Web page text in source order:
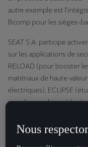
autre exemple est
Bcomp pour les sièges-
SEAT S.A. participe
sur les applications de
RELOAD (pour booster
matériaux de haute
électriques), ECLIPSE
pour le recyclage et la
évaluer différents
Nous